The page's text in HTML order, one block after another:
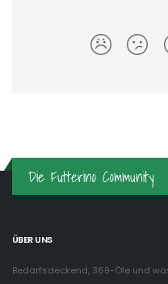
Die Futterino Community
ÜBER UNS
Bedarfsdeckend, 369-Öle und